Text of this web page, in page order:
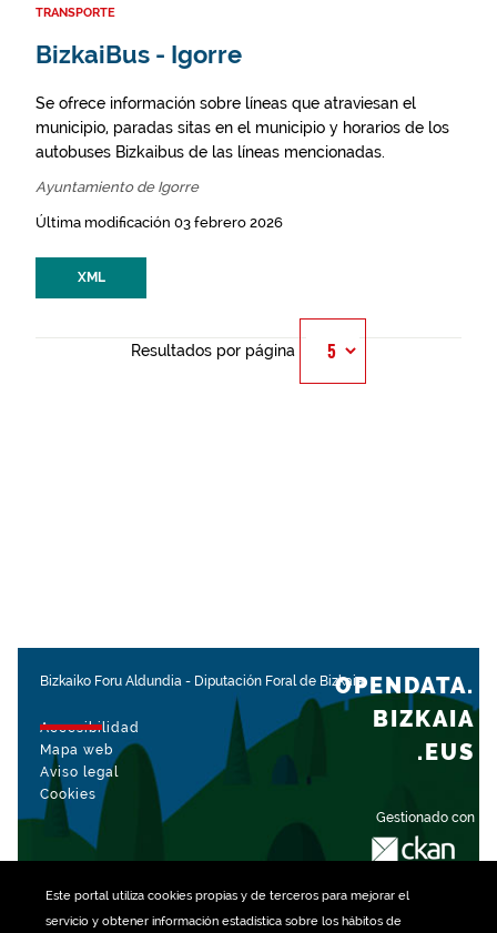
Este portal utiliza cookiespropias y de terceros para mejorar el
servicio y obtener información estadística sobre los hábitos de
TRANSPORTE
BizkaiBus - Igorre
Se ofrece información sobre líneas que atraviesan el
municipio, paradas sitas en el municipio y horarios de los
autobuses Bizkaibus de las líneas mencionadas.
Ayuntamiento de Igorre
Última modificación 03 febrero 2026
XML
Resultados por página
Bizkaiko Foru Aldundia - Diputación Foral de Bizkaia
Accesibilidad
Mapa web
Aviso legal
Cookies
Gestionado con
OPENDATA.
BIZKAIA
.EUS